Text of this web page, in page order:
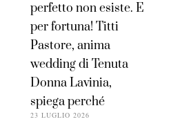
perfetto non esiste. E
per fortuna! Titti
Pastore, anima
wedding di Tenuta
Donna Lavinia,
spiega perché
23 LUGLIO 2026